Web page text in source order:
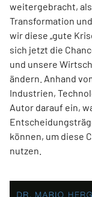
weitergebracht,
Transformation
wir diese „gute
sich jetzt die
und unsere
ändern. Anhand
Industrien,
Autor darauf ein,
können, um diese
nutzen.